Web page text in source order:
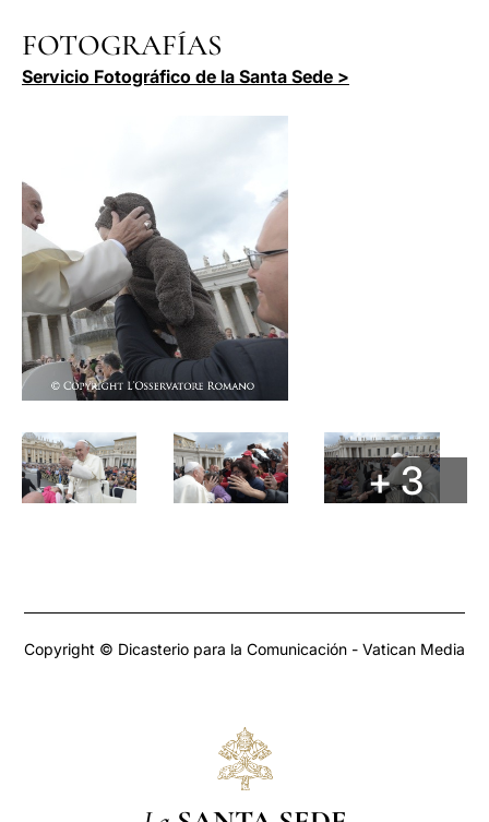
FOTOGRAFÍAS
Servicio Fotográfico de la Santa Sede >
+ 3
Copyright © Dicasterio para la Comunicación - Vatican Media